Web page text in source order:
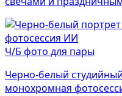
Ч/Б фото для пары
Черно-белый
монохромная